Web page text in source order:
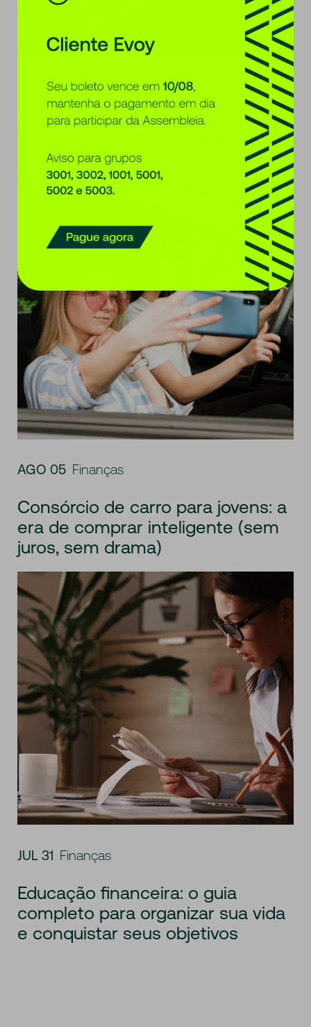
AGO 06 Investimentos
Consórcio para comprar o
primeiro imóvel: como funciona e
por que vale a pena
AGO 05 Finanças
Consórcio de carro para jovens: a
era de comprar inteligente (sem
juros, sem drama)
JUL 31 Finanças
Educação financeira: o guia
completo para organizar sua vida
e conquistar seus objetivos